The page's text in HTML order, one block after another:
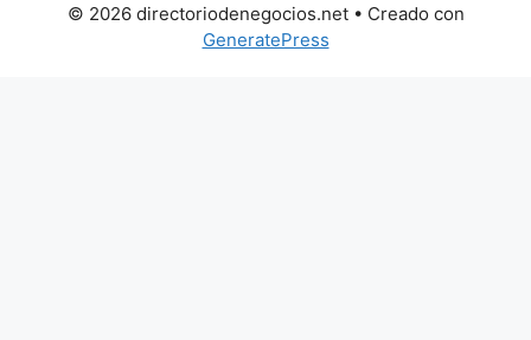
© 2026 directoriodenegocios.net• Creado con
GeneratePress